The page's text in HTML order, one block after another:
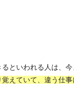
といわれる人は、
えていて、違う仕